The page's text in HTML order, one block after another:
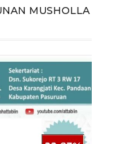
MUSHOLLA